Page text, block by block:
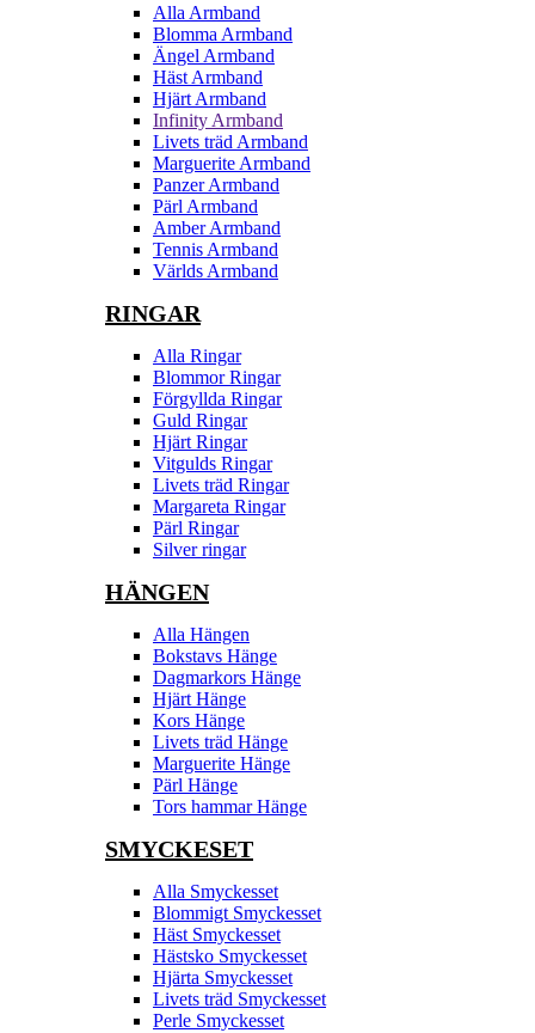
Alla Armband
Blomma Armband
Ängel Armband
Häst Armband
Hjärt Armband
Infinity Armband
Livets träd Armband
Marguerite Armband
Panzer Armband
Pärl Armband
Amber Armband
Tennis Armband
Världs Armband
RINGAR
Alla Ringar
Blommor Ringar
Förgyllda Ringar
Guld Ringar
Hjärt Ringar
Vitgulds Ringar
Livets träd Ringar
Margareta Ringar
Pärl Ringar
Silver ringar
HÄNGEN
Alla Hängen
Bokstavs Hänge
Dagmarkors Hänge
Hjärt Hänge
Kors Hänge
Livets träd Hänge
Marguerite Hänge
Pärl Hänge
Tors hammar Hänge
SMYCKESET
Alla Smyckesset
Blommigt Smyckesset
Häst Smyckesset
Hästsko Smyckesset
Hjärta Smyckesset
Livets träd Smyckesset
Perle Smyckesset